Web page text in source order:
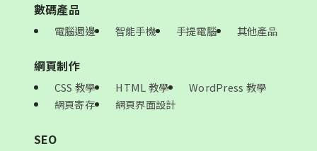
數碼產品
電腦週邊 智能手機 手提電腦 其他產品
網頁制作
CSS 教學 HTML 教學
WordPress 教學
網頁寄存
網頁界面設計
SEO